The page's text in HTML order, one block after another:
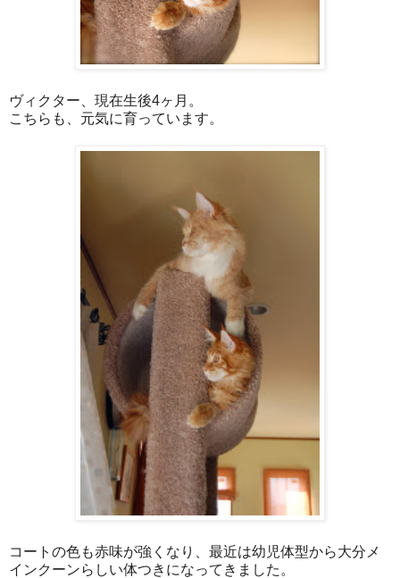
ヴィクター、現在生後4ヶ月。
こちらも、元気に育っています。
コートの色も赤味が強くなり、最近は幼児体型から大分メ
インクーンらしい体つきになってきました。